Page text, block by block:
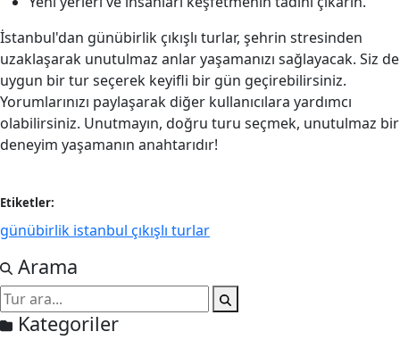
İstanbul'dan günübirlik çıkışlı turlar, şehrin stresinden
uzaklaşarak unutulmaz anlar yaşamanızı sağlayacak. Siz de
uygun bir tur seçerek keyifli bir gün geçirebilirsiniz.
Yorumlarınızı paylaşarak diğer kullanıcılara yardımcı
olabilirsiniz. Unutmayın, doğru turu seçmek, unutulmaz bir
deneyim yaşamanın anahtarıdır!
Etiketler:
günübirlik istanbul çıkışlı turlar
Arama
Kategoriler